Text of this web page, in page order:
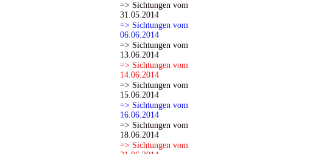
=> Sichtungen vom
31.05.2014
=> Sichtungen vom
06.06.2014
=> Sichtungen vom
13.06.2014
=> Sichtungen vom
14.06.2014
=> Sichtungen vom
15.06.2014
=> Sichtungen vom
16.06.2014
=> Sichtungen vom
18.06.2014
=> Sichtungen vom